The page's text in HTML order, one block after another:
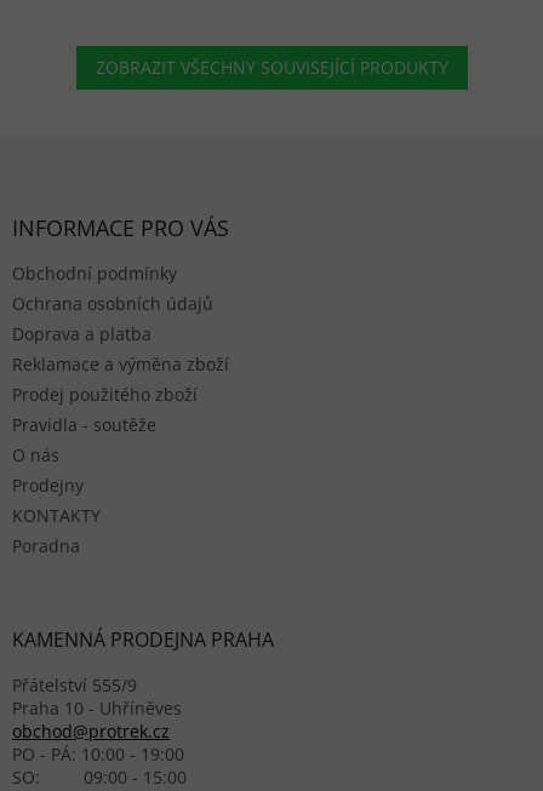
ZOBRAZIT VŠECHNY SOUVISEJÍCÍ PRODUKTY
INFORMACE PRO VÁS
Obchodní podmínky
Ochrana osobních údajů
Doprava a platba
Reklamace a výměna zboží
Prodej použitého zboží
Pravidla - soutěže
O nás
Prodejny
KONTAKTY
Poradna
KAMENNÁ PRODEJNA PRAHA
Přátelství 555/9
Praha 10 - Uhříněves
obchod@protrek.cz
PO - PÁ: 10:00 - 19:00
SO: 09:00 - 15:00